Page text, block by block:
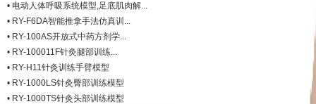
• 电动人体呼吸系统模型,足底肌肉解...
• RY-F6DA智能推拿手法仿真训...
• RY-100AS开放式中药方剂学...
• RY-100011F针灸腿部训练...
• RY-H11针灸训练手臂模型
• RY-1000LS针灸臀部训练模型
• RY-1000TS针灸头部训练模型